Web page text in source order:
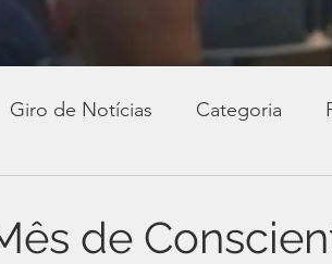
Giro de Notícias Categoria
de